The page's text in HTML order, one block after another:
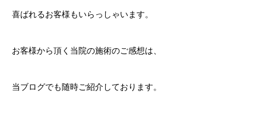
喜ばれるお客様もいらっしゃいます。
お客様から頂く当院の施術のご感想は、
当ブログでも随時ご紹介しております。